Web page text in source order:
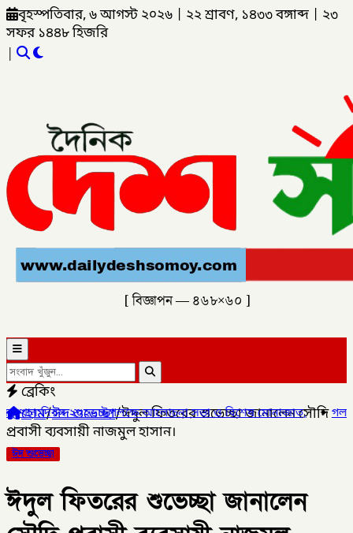
বৃহস্পতিবার, ৬ আগস্ট ২০২৬ ২২ শ্রাবণ, ১৪৩৩ বঙ্গাব্দ
২৩
সফর ১৪৪৮ হিজরি
|
[ বিজ্ঞাপন — ৪৬৮×৬০ ]
ব্রেকিং
উপলক্ষে আলোচনা সভা ও বিশেষ মোনাজাত,✦গলাচিপায় ১০ পিস
হোম/ঈদ শুভেচ্ছা/ঈদুল ফিতরের শুভেচ্ছা জানালেন সৌদি
প্রবাসী ব্যবসায়ী নাজমুল হাসান।
ঈদ শুভেচ্ছা
ঈদুল ফিতরের শুভেচ্ছা জানালেন